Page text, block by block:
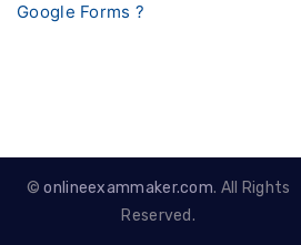
Google Forms ?
©onlineexammaker.com. All Rights
Reserved.